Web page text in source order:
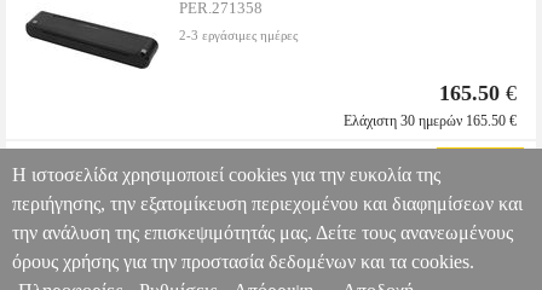
PER.271358
2-3 εργάσιμες ημέρες
165.50 €
Ελάχιστη 30 ημερών 165.50 €
Η ιστοσελίδα χρησιμοποιεί cookies για την ευκολία της
περιήγησης, την εξατομίκευση περιεχομένου και διαφημίσεων και
την ανάλυση της επισκεψιμότητάς μας. Δείτε τους ανανεωμένους
όρους χρήσης για την προστασία δεδομένων και τα cookies.